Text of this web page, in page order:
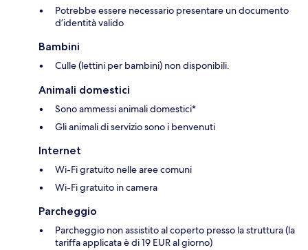
Potrebbe essere necessario presentare un documento
d’identità valido
Bambini
Culle (lettini per bambini) non disponibili.
Animali domestici
Sono ammessi animali domestici*
Gli animali di servizio sono i benvenuti
Internet
Wi-Fi gratuito nelle aree comuni
Wi-Fi gratuito in camera
Parcheggio
Parcheggio non assistito al coperto presso la struttura (la
tariffa applicata è di 19 EUR al giorno)